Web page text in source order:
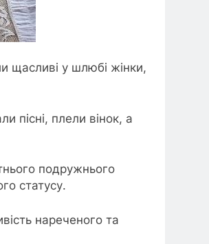
щасливі у шлюбі жінки,
пісні, плели вінок, а
подружнього
статусу.
нареченого та